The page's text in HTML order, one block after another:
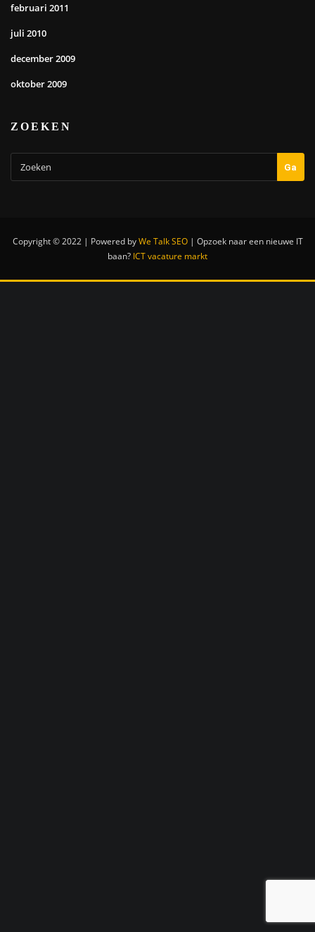
februari 2011
juli 2010
december 2009
oktober 2009
ZOEKEN
Ga
Copyright © 2022 | Powered byWe Talk SEO | Opzoek naar een nieuwe IT
baan? ICT vacature markt